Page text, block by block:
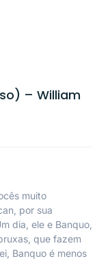
– William
muito
por sua
dia, ele e Banquo,
que fazem
Banquo é menos